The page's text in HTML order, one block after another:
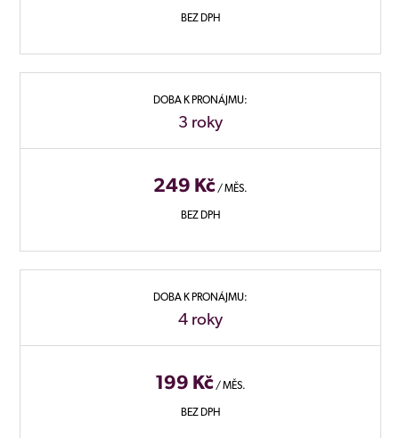
BEZ DPH
DOBA K PRONÁJMU:
3 roky
249 Kč/ MĚS.
BEZ DPH
DOBA K PRONÁJMU:
4 roky
199 Kč/ MĚS.
BEZ DPH